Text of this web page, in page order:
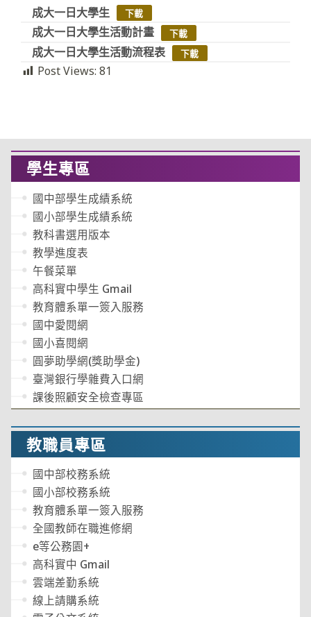
成大一日大學生
下載
成大一日大學生活動計畫 下載
成大一日大學生活動流程表 下載
Post Views: 81
學生專區
國中部學生成績系統
國小部學生成績系統
教科書選用版本
教學進度表
午餐菜單
高科實中學生 Gmail
教育體系單一簽入服務
國中愛閱網
國小喜閱網
圓夢助學網(獎助學金)
臺灣銀行學雜費入口網
課後照顧安全檢查專區
教職員專區
國中部校務系統
國小部校務系統
教育體系單一簽入服務
全國教師在職進修網
e等公務園+
高科實中 Gmail
雲端差勤系統
線上請購系統